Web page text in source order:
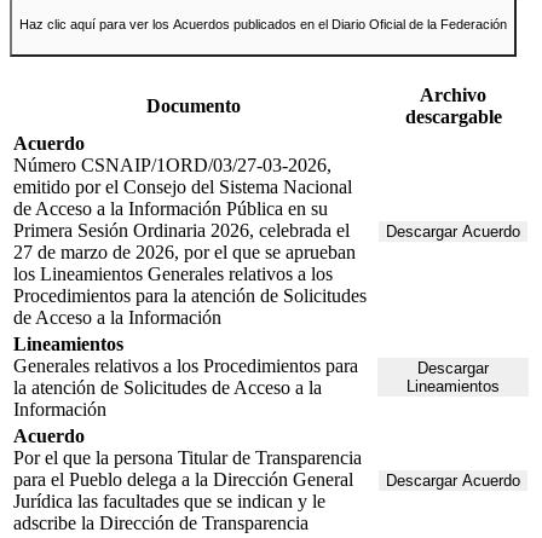
Haz clic aquí para ver los Acuerdos publicados en el Diario Oficial de la Federación
Documento
Archivo
descargable
Acuerdo
Número CSNAIP/1ORD/03/27-03-2026,
emitido por el Consejo del Sistema Nacional
de Acceso a la Información Pública en su
Primera Sesión Ordinaria 2026, celebrada el
27 de marzo de 2026, por el que se aprueban
los Lineamientos Generales relativos a los
Procedimientos para la atención de Solicitudes
de Acceso a la Información
Descargar Acuerdo
Lineamientos
Generales relativos a los Procedimientos para
la atención de Solicitudes de Acceso a la
Información
Descargar
Lineamientos
Acuerdo
Por el que la persona Titular de Transparencia
para el Pueblo delega a la Dirección General
Jurídica las facultades que se indican y le
adscribe la Dirección de Transparencia
Descargar Acuerdo